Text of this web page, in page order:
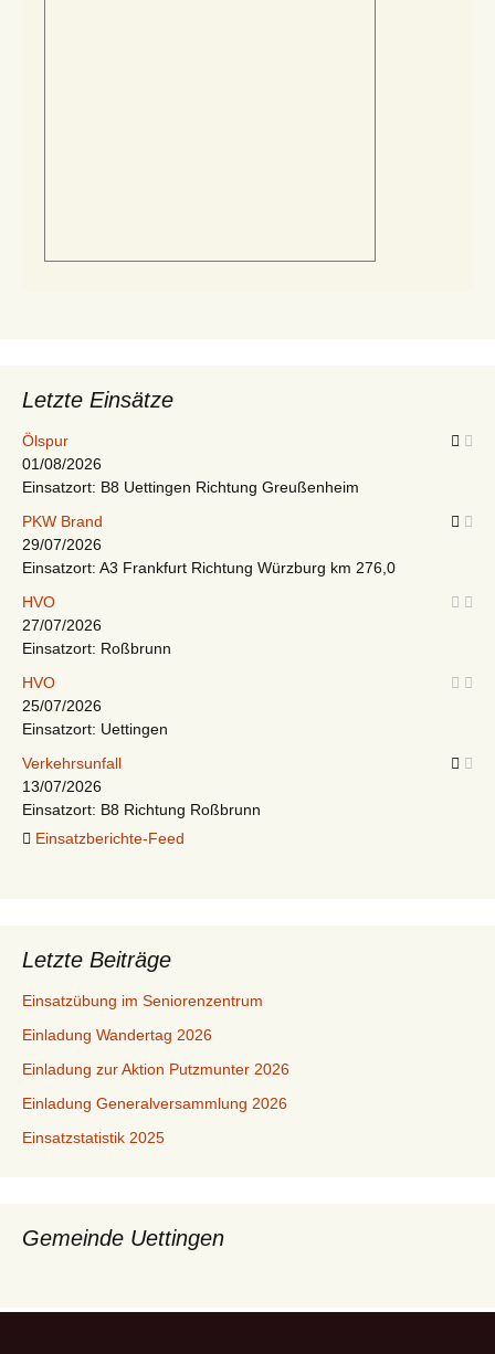
Letzte Einsätze
Ölspur
01/08/2026
Einsatzort: B8 Uettingen Richtung Greußenheim
PKW Brand
29/07/2026
Einsatzort: A3 Frankfurt Richtung Würzburg km 276,0
HVO
27/07/2026
Einsatzort: Roßbrunn
HVO
25/07/2026
Einsatzort: Uettingen
Verkehrsunfall
13/07/2026
Einsatzort: B8 Richtung Roßbrunn
Einsatzberichte-Feed
Letzte Beiträge
Einsatzübung im Seniorenzentrum
Einladung Wandertag 2026
Einladung zur Aktion Putzmunter 2026
Einladung Generalversammlung 2026
Einsatzstatistik 2025
Gemeinde Uettingen